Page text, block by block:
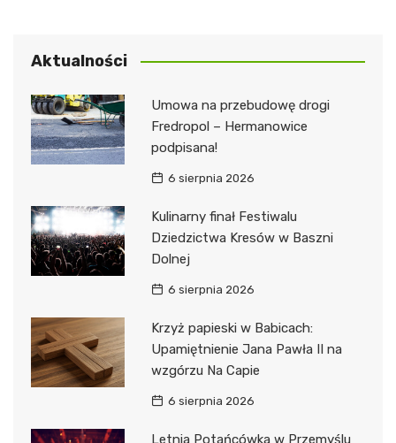
Aktualności
Umowa na przebudowę drogi
Fredropol – Hermanowice
podpisana!
6 sierpnia 2026
Kulinarny finał Festiwalu
Dziedzictwa Kresów w Baszni
Dolnej
6 sierpnia 2026
Krzyż papieski w Babicach:
Upamiętnienie Jana Pawła II na
wzgórzu Na Capie
6 sierpnia 2026
Letnia Potańcówka w Przemyślu